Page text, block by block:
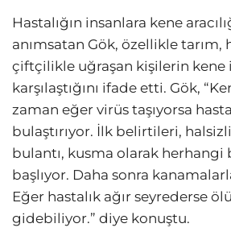
Hastalığın insanlara kene
anımsatan Gök, özellikle tarım,
çiftçilikle uğraşan kişilerin kene
karşılaştığını ifade etti. Gök,
zaman eğer virüs taşıyorsa
bulaştırıyor. İlk belirtileri,
bulantı, kusma olarak herhangi
başlıyor. Daha sonra
Eğer hastalık ağır seyrederse
gidebiliyor.” diye konuştu.